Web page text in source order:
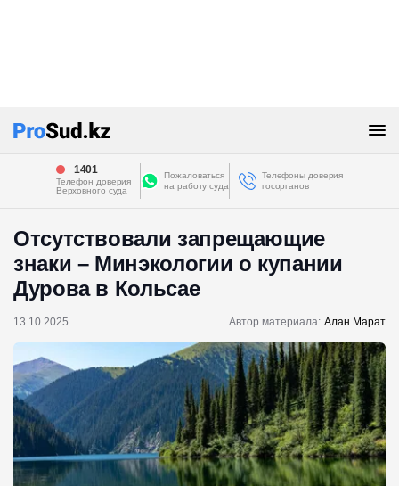
1401
Телефон доверия
Верховного суда
Пожаловаться
на работу суда
Телефоны доверия
госорганов
Отсутствовали запрещающие
знаки – Минэкологии о купании
Дурова в Кольсае
13.10.2025 Автор материала: Алан Марат